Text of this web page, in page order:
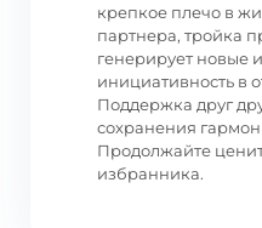
крепкое плечо в
партнера, тройка
генерирует новые
инициативность в
Поддержка друг
сохранения
Продолжайте
избранника.